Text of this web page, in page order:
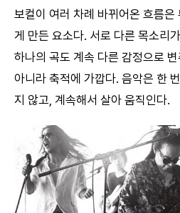
보컬이 여러 차례 바뀌어온 흐름
게 만든 요소다. 서로 다른 목소리
하나의 곡도 계속 다른 감정으로
아니라 축적에 가깝다. 음악은 한
지 않고, 계속해서 살아 움직인다.